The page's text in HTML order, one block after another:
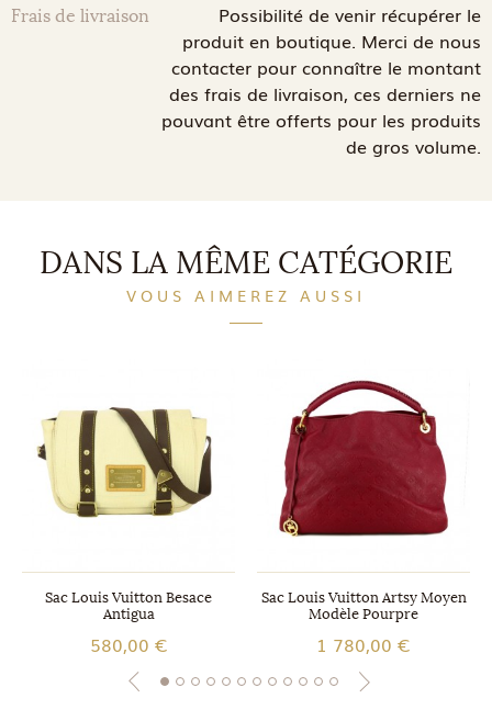
Frais de livraison
Possibilité de venir récupérer le
produit en boutique. Merci de nous
contacter pour connaître le montant
des frais de livraison, ces derniers ne
pouvant être offerts pour les produits
de gros volume.
DANS LA MÊME CATÉGORIE
VOUS AIMEREZ AUSSI
Sac Louis Vuitton Besace
Antigua
580,00 €
Sac Louis Vuitton Artsy Moyen
Modèle Pourpre
1 780,00 €